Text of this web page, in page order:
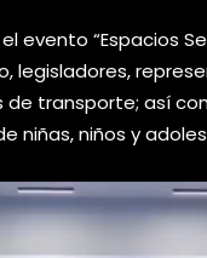
evento “Espacios
legisladores,
transporte; así
niñas, niños y